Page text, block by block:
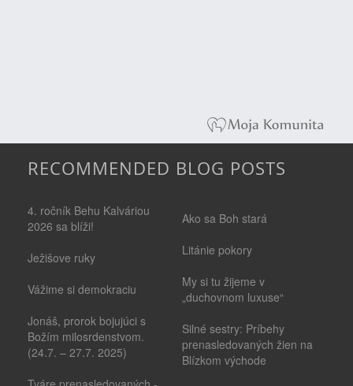
RECOMMENDED BLOG POSTS
4. ročník Behu Kalváriou
2026 sa blíži!
Ježišove ruky
Vážime si demokraciu
Jonáš, prorok bojujúci s
Božím milosrdenstvom.
(24.7. – 27.7. 2025)
Ako sa Boh stará
Litánie pokory
My si tu žijeme v
„duchovnom luxuse“
Silné sestry: Príbehy
prenasledovaných žien na
Blízkom východe